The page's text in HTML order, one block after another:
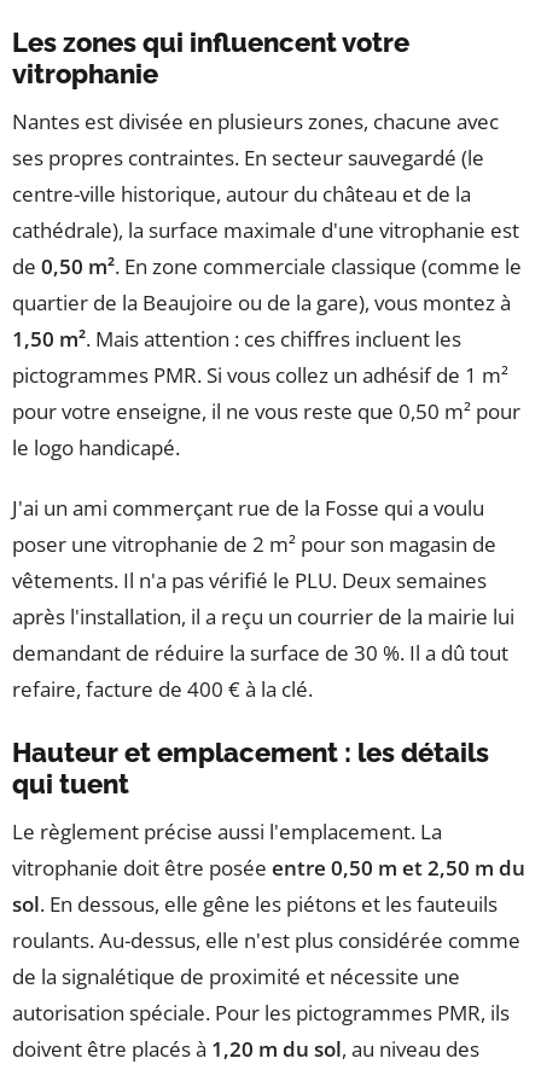
Les zones qui influencent votre
vitrophanie
Nantes est divisée en plusieurs zones, chacune avec
ses propres contraintes. En secteur sauvegardé (le
centre-ville historique, autour du château et de la
cathédrale), la surface maximale d'une vitrophanie est
de 0,50 m². En zone commerciale classique (comme le
quartier de la Beaujoire ou de la gare), vous montez à
1,50 m². Mais attention : ces chiffres incluent les
pictogrammes PMR. Si vous collez un adhésif de 1 m²
pour votre enseigne, il ne vous reste que 0,50 m² pour
le logo handicapé.
J'ai un ami commerçant rue de la Fosse qui a voulu
poser une vitrophanie de 2 m² pour son magasin de
vêtements. Il n'a pas vérifié le PLU. Deux semaines
après l'installation, il a reçu un courrier de la mairie lui
demandant de réduire la surface de 30 %. Il a dû tout
refaire, facture de 400 € à la clé.
Hauteur et emplacement : les détails
qui tuent
Le règlement précise aussi l'emplacement. La
vitrophanie doit être posée entre 0,50 m et 2,50 m du
sol. En dessous, elle gêne les piétons et les fauteuils
roulants. Au-dessus, elle n'est plus considérée comme
de la signalétique de proximité et nécessite une
autorisation spéciale. Pour les pictogrammes PMR, ils
doivent être placés à 1,20 m du sol, au niveau des